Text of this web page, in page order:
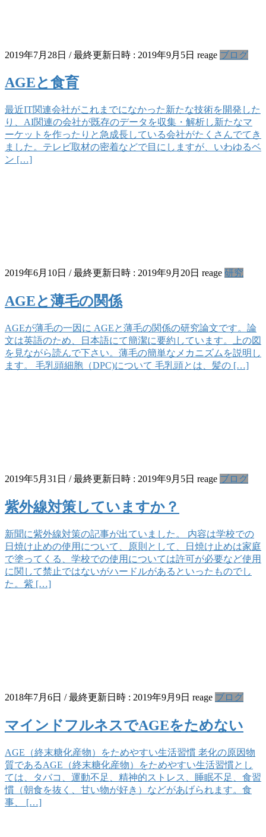
2019年7月28日 / 最終更新日時 : 2019年9月5日 reage ブログ
AGEと食育
最近IT関連会社がこれまでになかった新たな技術を開発した
り、AI関連の会社が既存のデータを収集・解析し新たなマ
ーケットを作ったりと急成長している会社がたくさんでてき
ました。テレビ取材の密着などで目にしますが、いわゆるベ
ン […]
2019年6月10日 / 最終更新日時 : 2019年9月20日 reage 研究
AGEと薄毛の関係
AGEが薄毛の一因に AGEと薄毛の関係の研究論文です。論
文は英語のため、日本語にて簡潔に要約しています。上の図
を見ながら読んで下さい。薄毛の簡単なメカニズムを説明し
ます。 毛乳頭細胞（DPC)について 毛乳頭とは、髪の […]
2019年5月31日 / 最終更新日時 : 2019年9月5日 reage ブログ
紫外線対策していますか？
新聞に紫外線対策の記事が出ていました。 内容は学校での
日焼け止めの使用について、原則として、日焼け止めは家庭
で塗ってくる、学校での使用については許可が必要など使用
に関して禁止ではないがハードルがあるといったものでし
た。紫 […]
2018年7月6日 / 最終更新日時 : 2019年9月9日 reage ブログ
マインドフルネスでAGEをためない
AGE（終末糖化産物）をためやすい生活習慣 老化の原因物
質であるAGE（終末糖化産物）をためやすい生活習慣とし
ては、タバコ、運動不足、精神的ストレス、睡眠不足、食習
慣（朝食を抜く、甘い物が好き）などがあげられます。食
事、 […]